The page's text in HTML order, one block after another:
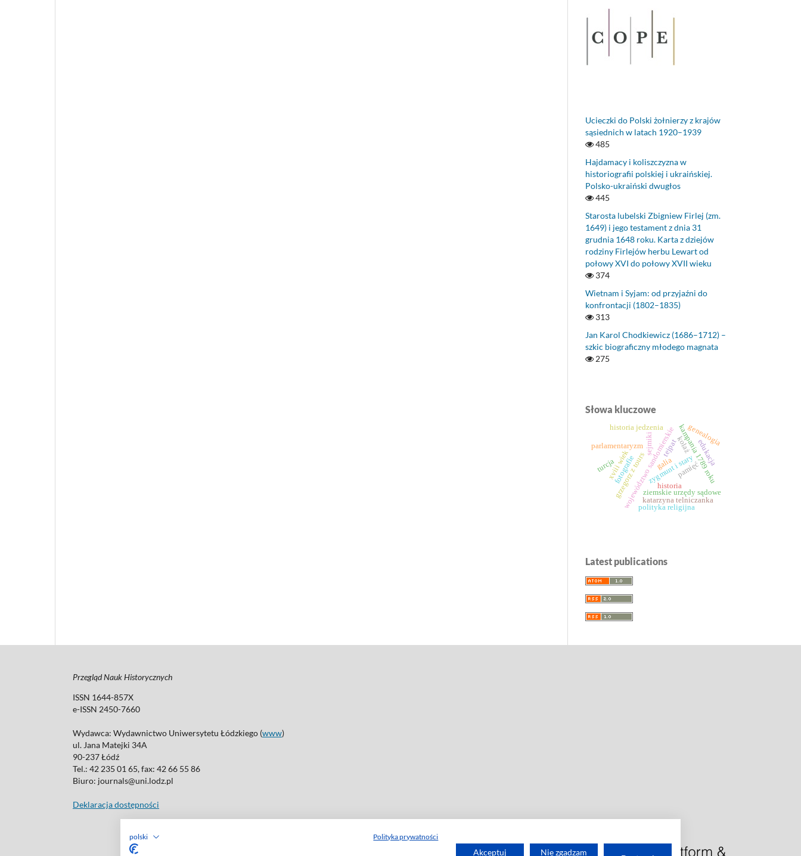
polski Polityka prywatności
Akceptuj Nie zgadzam
Ucieczki do Polski żołnierzy z krajów
sąsiednich w latach 1920–1939
485
Hajdamacy i koliszczyzna w
historiografii polskiej i ukraińskiej.
Polsko-ukraiński dwugłos
445
Starosta lubelski Zbigniew Firlej (zm.
1649) i jego testament z dnia 31
grudnia 1648 roku. Karta z dziejów
rodziny Firlejów herbu Lewart od
połowy XVI do połowy XVII wieku
374
Wietnam i Syjam: od przyjaźni do
konfrontacji (1802–1835)
313
Jan Karol Chodkiewicz (1686–1712) –
szkic biograficzny młodego magnata
275
Słowa kluczowe
województwo sandomierskie
ziemskie urzędy sądowe
sejmiki
parlamentaryzm kampania 1789 roku
xviii wiek zygmunt i stary
katarzyna telniczanka
genealogia
historia
historia jedzenia
grzegorz z tours galia
tejpatkolaż
fotografie
turcja pamięć
polityka religijna
edukacja
Latest publications
Przegląd Nauk Historycznych
ISSN 1644-857X
e-ISSN 2450-7660
Wydawca: Wydawnictwo Uniwersytetu Łódzkiego (www)
ul. Jana Matejki 34A
90-237 Łódź
Tel.: 42 235 01 65, fax: 42 66 55 86
Biuro: journals@uni.lodz.pl
Deklaracja dostępności